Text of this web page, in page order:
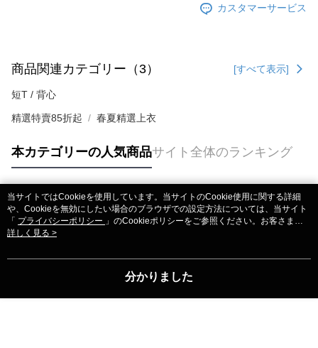
カスタマーサービス
商品関連カテゴリー（3） [すべて表示]
短T / 背心
精選特賣85折起 春夏精選上衣
本カテゴリーの人気商品サイト全体のランキング
人気タグ
当サイトではCookieを使用しています。当サイトのCookie使用に関する詳細
や、Cookieを無効にしたい場合のブラウザでの設定方法については、当サイト
「 プライバシーポリシー 」のCookieポリシーをご参照ください。お客さま
が、当サイトを引き続き使用される場合、当社がサイト利用規約のCookieポリ
詳しく見る >
分かりました